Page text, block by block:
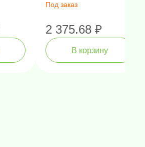
Под заказ
2 375.68 ₽
В корзину